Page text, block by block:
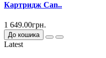
Картридж Can..
1 649.00грн.
До кошика
Latest